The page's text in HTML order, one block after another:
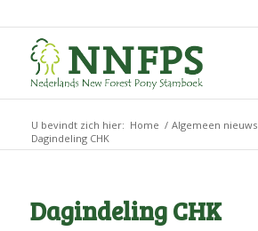
U bevindt zich hier: Home / Algemeen nieuws
Dagindeling CHK
Dagindeling CHK